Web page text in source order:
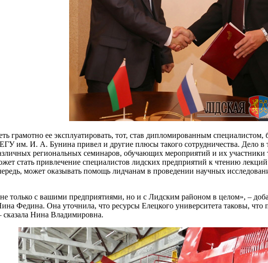
грамотно ее эксплуатировать, тот, став дипломированным
им. И. А. Бунина привел и другие плюсы такого сотрудничества. Дело в
региональных семинаров, обучающих мероприятий и их
стать привлечение специалистов лидских предприятий к чтению
может оказывать помощь лидчанам в проведении научных
только с вашими предприятиями, но и с Лидским районом в целом», –
Федина. Она уточнила, что ресурсы Елецкого университета таковы, что
Нина Владимировна.